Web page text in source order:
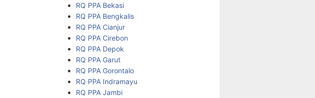
RQ PPA Bekasi
RQ PPA Bengkalis
RQ PPA Cianjur
RQ PPA Cirebon
RQ PPA Depok
RQ PPA Garut
RQ PPA Gorontalo
RQ PPA Indramayu
RQ PPA Jambi